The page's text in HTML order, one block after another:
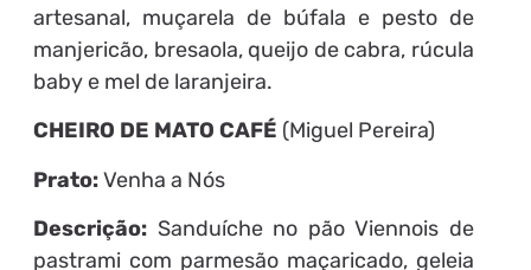
artesanal, muçarela de búfala e pesto de
manjericão, bresaola, queijo de cabra, rúcula
baby e mel de laranjeira.
CHEIRO DE MATO CAFÉ (Miguel Pereira)
Prato:Venha a Nós
Descrição: Sanduíche no pão Viennois de
pastrami com parmesão maçaricado, geleia